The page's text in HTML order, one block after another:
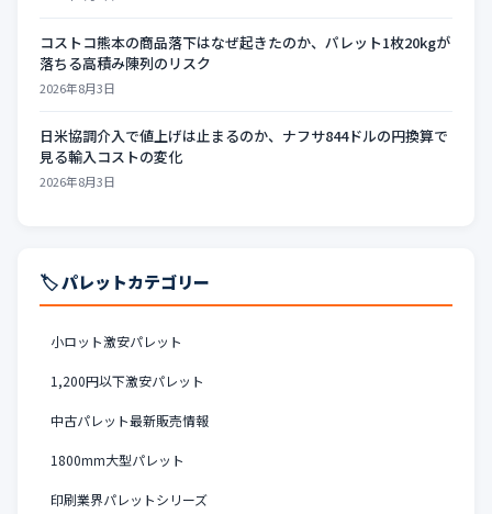
コストコ熊本の商品落下はなぜ起きたのか、パレット1枚20kgが
落ちる高積み陳列のリスク
2026年8月3日
日米協調介入で値上げは止まるのか、ナフサ844ドルの円換算で
見る輸入コストの変化
2026年8月3日
🏷️ パレットカテゴリー
小ロット激安パレット
1,200円以下激安パレット
中古パレット最新販売情報
1800mm大型パレット
印刷業界パレットシリーズ